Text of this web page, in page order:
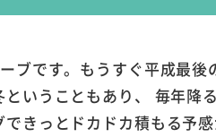
ブです。もうすぐ平成最
ということもあり、 毎
きっとドカドカ積もる予